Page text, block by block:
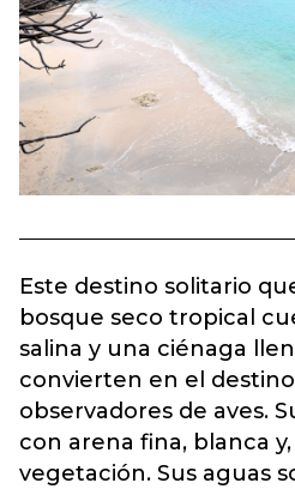
Este destino solitario
bosque seco tropical
salina y una ciénaga
convierten en el
observadores de aves.
con arena fina, blanca
vegetación. Sus aguas